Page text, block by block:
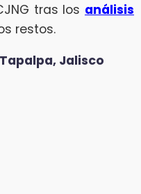
tras los análisis
restos.
Jalisco